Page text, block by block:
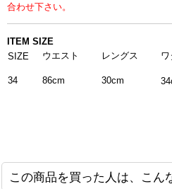
合わせ下さい。
ITEM SIZE
SIZE
ウエスト レングス ワ
34 86cm 30cm
この商品を買った人は、こん